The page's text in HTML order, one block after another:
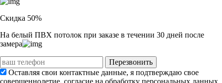
Скидка 50%
На белый ПВХ потолок при заказе в течении 30 дней после
замера
Перезвонить
Оставляя свои контактные данные, я подтверждаю свое